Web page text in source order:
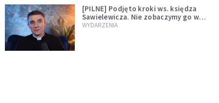
[PILNE] Podjęto kroki ws. księdza
Sawielewicza. Nie zobaczymy go w
mediach
WYDARZENIA